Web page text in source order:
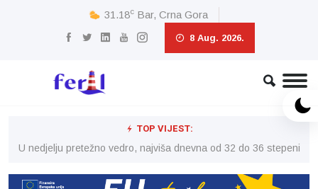
31.18c Bar, Crna Gora
8 Aug. 2026.
TOP VIJEST:
U nedjelju pretežno vedro, najviša dnevna od 32 do 36 stepeni